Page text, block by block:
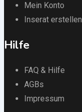
Mein Konto
Inserat erstellen
Hilfe
FAQ & Hilfe
AGBs
Impressum